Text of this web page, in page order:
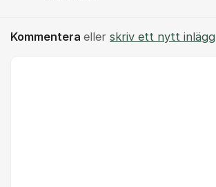
Kommentera eller skriv ett nytt inlägg